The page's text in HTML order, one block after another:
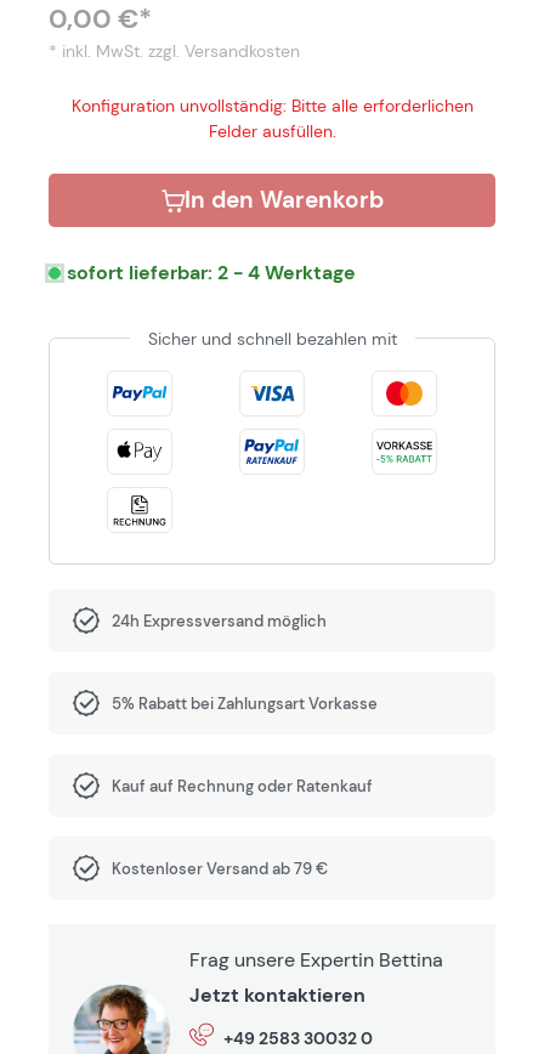
0,00 €*
* inkl. MwSt. zzgl. Versandkosten
Konfiguration unvollständig: Bitte alle erforderlichen
Felder ausfüllen.
In den Warenkorb
sofort lieferbar: 2 - 4 Werktage
Sicher und schnell bezahlen mit
24h Expressversand möglich
5% Rabatt bei Zahlungsart Vorkasse
Kauf auf Rechnung oder Ratenkauf
Kostenloser Versand ab 79 €
Frag unsere Expertin Bettina
Jetzt kontaktieren
+49 2583 30032 0